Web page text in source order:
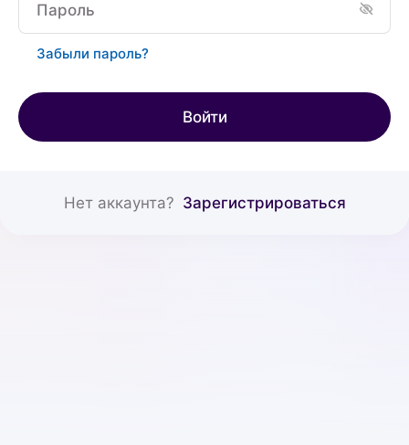
Пароль
Забыли пароль?
Войти
Нет аккаунта? Зарегистрироваться